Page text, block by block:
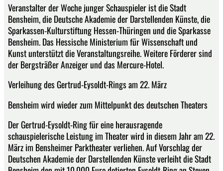
Veranstalter der Woche junger Schauspieler ist die Stadt
Bensheim, die Deutsche Akademie der Darstellenden Künste, die
Sparkassen-Kulturstiftung Hessen-Thüringen und die Sparkasse
Bensheim. Das Hessische Ministerium für Wissenschaft und
Kunst unterstützt die Veranstaltungsreihe. Weitere Förderer sind
der Bergsträßer Anzeiger und das Mercure-Hotel.
Verleihung des Gertrud-Eysoldt-Rings am 22. März
Bensheim wird wieder zum Mittelpunkt des deutschen Theaters
Der Gertrud-Eysoldt-Ring für eine herausragende
schauspielerische Leistung im Theater wird in diesem Jahr am 22.
März im Bensheimer Parktheater verliehen. Auf Vorschlag der
Deutschen Akademie der Darstellenden Künste verleiht die Stadt